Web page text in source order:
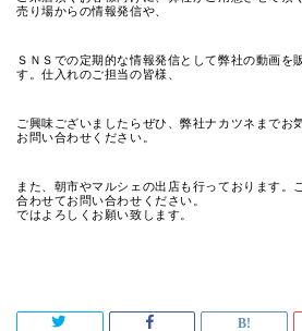
売り場からの情報発信や、
ＳＮＳでの定期的な情報発信として弊社の動画を
す。仕入れのご担当の皆様、
ご興味ございましたらぜひ、弊社ナカツネまでお
お問い合わせください。
また、朝市やマルシェの出店も行っております。
合わせてお問い合わせください。
ではよろしくお願い致します。